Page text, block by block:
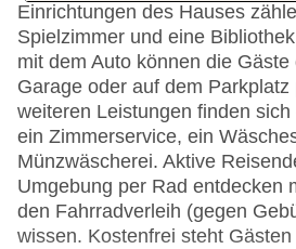
Einrichtungen des Hauses
Spielzimmer und eine
mit dem Auto können die
Garage oder auf dem
weiteren Leistungen finden
ein Zimmerservice, ein
Münzwäscherei. Aktive
Umgebung per Rad entdecken
den Fahrradverleih (gegen
wissen. Kostenfrei steht